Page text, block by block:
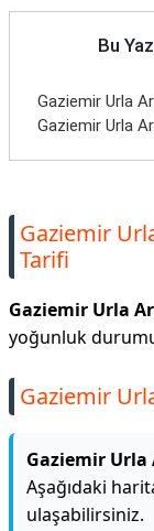
Bu
Gaziemir Urla
Gaziemir Urla
Gaziemir
Tarifi
Gaziemir Urla
yoğunluk
Gaziemir
Gaziemir Urla
Aşağıdaki
ulaşabilirsiniz.